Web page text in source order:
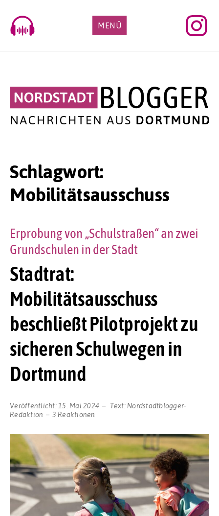
content
MENÜ
Schlagwort:
Mobilitätsausschuss
Stadtrat:
Mobilitätsausschuss
beschließt Pilotprojekt zu
sicheren Schulwegen in
Dortmund
Erprobung von „Schulstraßen“ an zwei
Grundschulen in der Stadt
Veröffentlicht: 15. Mai 2024 Text: Nordstadtblogger-
Redaktion
3 Reaktionen